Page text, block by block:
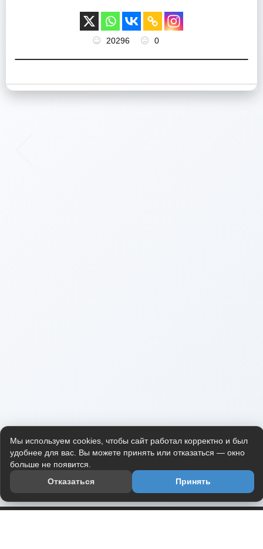
20296 0
Мы используем cookies, чтобы сайт работал корректно и был
удобнее для вас. Вы можете принять или отказаться — окно
больше не появится.
Отказаться
Принять